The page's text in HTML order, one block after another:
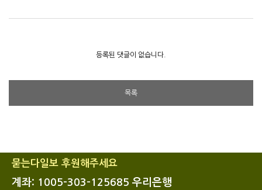
등록된 댓글이 없습니다.
목록
묻는다일보 후원해주세요
계좌: 1005-303-125685 우리은행